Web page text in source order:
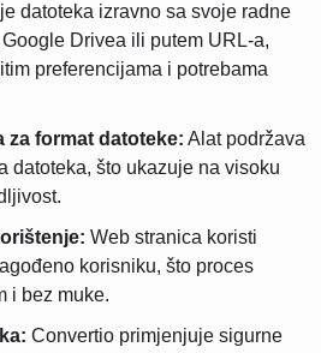
datoteka izravno sa svoje radne
Drivea ili putem URL-a,
preferencijama i potrebama
za format datoteke: Alat podržava
datoteka, što ukazuje na visoku
Web stranica koristi
korisniku, što proces
i bez muke.
Convertio primjenjuje sigurne